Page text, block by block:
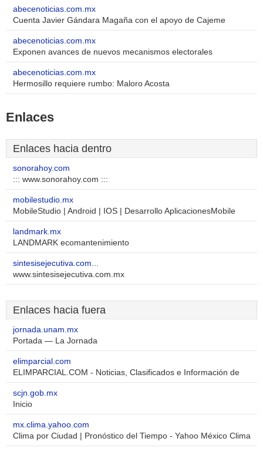
abecenoticias.com.mx
Cuenta Javier Gándara Magaña con el apoyo de Cajeme
abecenoticias.com.mx
Exponen avances de nuevos mecanismos electorales
abecenoticias.com.mx
Hermosillo requiere rumbo: Maloro Acosta
Enlaces
Enlaces hacia dentro
sonorahoy.com
::: www.sonorahoy.com :::
mobilestudio.mx
MobileStudio | Android | IOS | Desarrollo AplicacionesMobile
landmark.mx
LANDMARK ecomantenimiento
sintesisejecutiva.com...
www.sintesisejecutiva.com.mx
Enlaces hacia fuera
jornada.unam.mx
Portada — La Jornada
elimparcial.com
ELIMPARCIAL.COM - Noticias, Clasificados e Información de
scjn.gob.mx
Inicio
mx.clima.yahoo.com
Clima por Ciudad | Pronóstico del Tiempo - Yahoo México Clima